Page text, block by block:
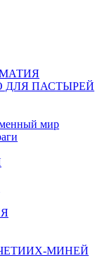
ДЛЯ ПАСТЫРЕЙ
мир
МИНЕЙ